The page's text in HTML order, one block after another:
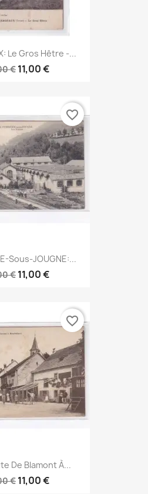
Le Gros Hêtre -...
€ 11,00 €
Sous-JOUGNE:...
€ 11,00 €
favorite_border
De Blamont À...
€ 11,00 €
favorite_border